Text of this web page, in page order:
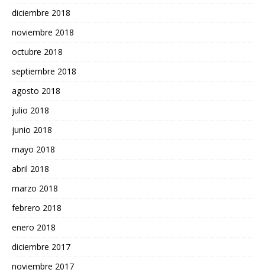
diciembre 2018
noviembre 2018
octubre 2018
septiembre 2018
agosto 2018
julio 2018
junio 2018
mayo 2018
abril 2018
marzo 2018
febrero 2018
enero 2018
diciembre 2017
noviembre 2017